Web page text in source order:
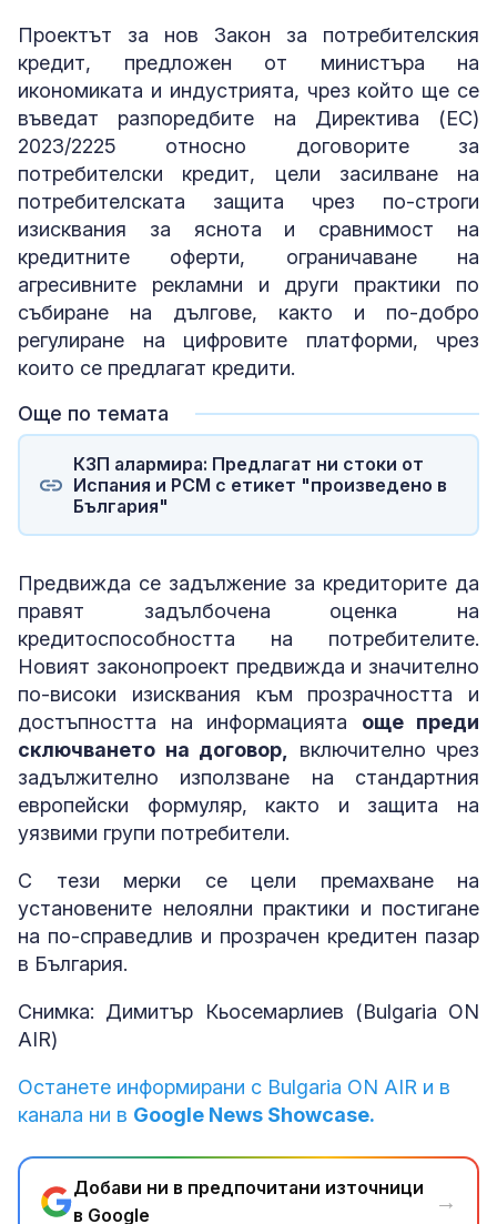
Проектът за нов Закон за потребителския
кредит, предложен от министъра на
икономиката и индустрията, чрез който ще се
въведат разпоредбите на Директива (ЕС)
2023/2225 относно договорите за
потребителски кредит, цели засилване на
потребителската защита чрез по-строги
изисквания за яснота и сравнимост на
кредитните оферти, ограничаване на
агресивните рекламни и други практики по
събиране на дългове, както и по-добро
регулиране на цифровите платформи, чрез
които се предлагат кредити.
Още по темата
КЗП алармира: Предлагат ни стоки от
Испания и РСМ с етикет "произведено в
България"
Предвижда се задължение за кредиторите да
правят задълбочена оценка на
кредитоспособността на потребителите.
Новият законопроект предвижда и значително
по-високи изисквания към прозрачността и
достъпността на информацията още преди
сключването на договор,
включително чрез
задължително използване на стандартния
европейски формуляр, както и защита на
уязвими групи потребители.
С тези мерки се цели премахване на
установените нелоялни практики и постигане
на по-справедлив и прозрачен кредитен пазар
в България.
Снимка: Димитър Кьосемарлиев (Bulgaria ON
AIR)
Останете информирани с Bulgaria ON AIR и в
канала ни в Google News Showcase.
Добави ни в предпочитани източници
в Google
→